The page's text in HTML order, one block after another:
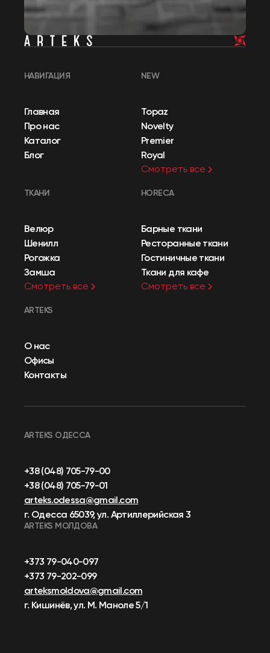
НАВИГАЦИЯ
Главная
Про нас
Каталог
Блог
NEW
Topaz
Novelty
Premier
Royal
Смотреть все
ТКАНИ
Велюр
Шенилл
Рогожка
Замша
Смотреть все
HORECA
Барные ткани
Ресторанные ткани
Гостиничные ткани
Ткани для кафе
Смотреть все
ARTEKS
О нас
Офисы
Контакты
ARTEKS ОДЕССА
+38 (048) 705-79-00
+38 (048) 705-79-01
arteks.odessa@gmail.com
г. Одесса 65039, ул. Артиллерийская 3
ARTEKS МОЛДОВА
+373 79-040-097
+373 79-202-099
arteksmoldova@gmail.com
г. Кишинёв, ул. М. Маноле 5/1